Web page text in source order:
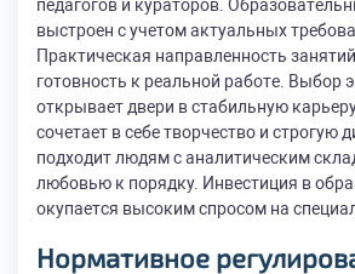
педагогов и кураторов.
выстроен с учетом актуальных
Практическая направленность
готовность к реальной работе. Выбор
открывает двери в стабильную
сочетает в себе творчество и строгую
подходит людям с аналитическим
любовью к порядку. Инвестиция в
окупается высоким спросом на
Нормативное